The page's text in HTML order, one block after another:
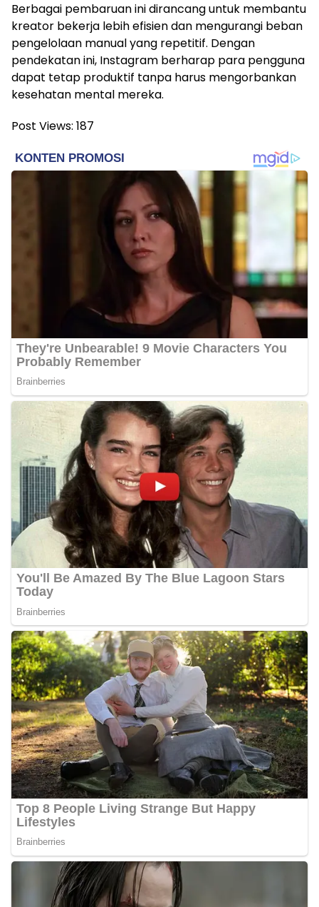
Berbagai pembaruan ini dirancang untuk membantu
kreator bekerja lebih efisien dan mengurangi beban
pengelolaan manual yang repetitif. Dengan
pendekatan ini, Instagram berharap para pengguna
dapat tetap produktif tanpa harus mengorbankan
kesehatan mental mereka.
Post Views: 187